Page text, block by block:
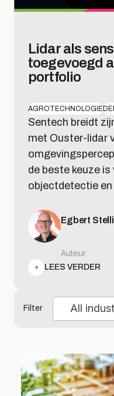
Lidar als
toegevoegd
portfolio
AGROTECHNOLOGIE
Sentech breidt
met Ouster-lidar
de beste keuze
objectdetectie
Egbert
Auteur
LEES VERDER
Filter